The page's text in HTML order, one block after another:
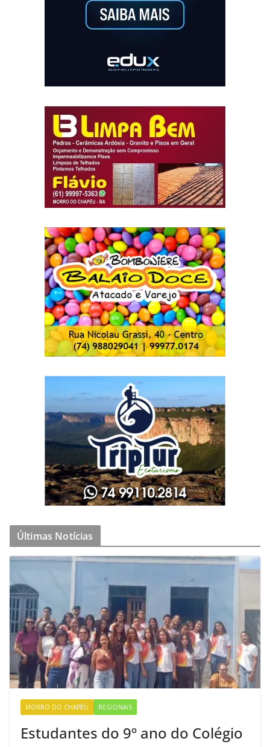
Últimas Notícias
MORRO DO CHAPÉU REGIONAIS
Estudantes do 9º ano do Colégio